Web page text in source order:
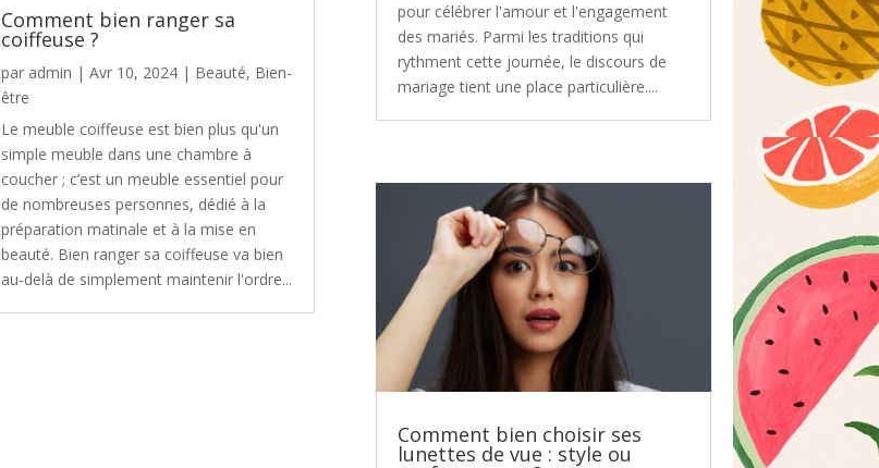
Comment bien ranger sa
coiffeuse ?
par admin |Avr 10, 2024 | Beauté, Bien-
être
Le meuble coiffeuse est bien plus qu'un
simple meuble dans une chambre à
coucher ; c’est un meuble essentiel pour
de nombreuses personnes, dédié à la
préparation matinale et à la mise en
beauté. Bien ranger sa coiffeuse va bien
au-delà de simplement maintenir l'ordre...
pour célébrer l'amour et l'engagement
des mariés. Parmi les traditions qui
rythment cette journée, le discours de
mariage tient une place particulière....
Comment bien choisir ses
lunettes de vue : style ou